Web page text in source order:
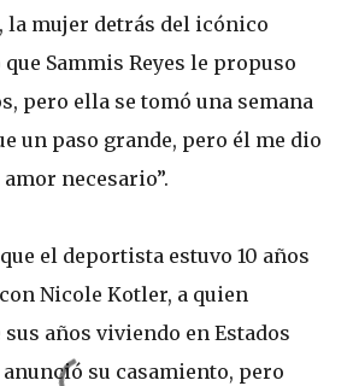
la mujer detrás del icónico
Sammis Reyes le propuso
pero ella se tomó una semana
un paso grande, pero él me dio
necesario”.
el deportista estuvo 10 años
Nicole Kotler, a quien
años viviendo en Estados
anunció su casamiento, pero